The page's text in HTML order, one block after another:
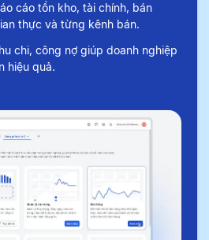
cáo tồn kho, tài chính, bán
thực và từng kênh bán.
chi, công nợ giúp doanh nghiệp
hiệu quả.